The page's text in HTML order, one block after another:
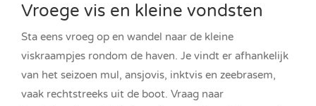
Vroege vis en kleine vondsten
Sta eens vroeg op en wandel naar de kleine
viskraampjes rondom de haven. Je vindt er afhankelijk
van het seizoen mul, ansjovis, inktvis en zeebrasem,
vaak rechtstreeks uit de boot. Vraag naar